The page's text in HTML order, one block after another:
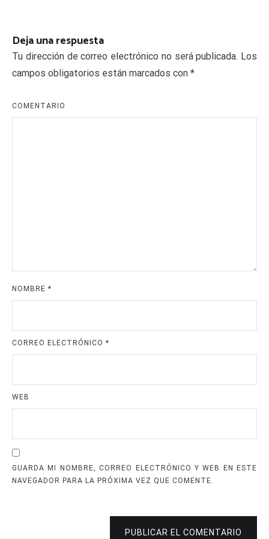
Deja una respuesta
Tu dirección de correo electrónico no será publicada. Los
campos obligatorios están marcados con *
COMENTARIO
NOMBRE *
CORREO ELECTRÓNICO *
WEB
GUARDA MI NOMBRE, CORREO ELECTRÓNICO Y WEB EN ESTE
NAVEGADOR PARA LA PRÓXIMA VEZ QUE COMENTE.
PUBLICAR EL COMENTARIO